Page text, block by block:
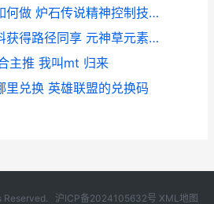
炉石传说精神凌虐如何做 炉石传说精神控制技师台词
原神草元素突破材料获得路径同享 元神草元素人物
主推 我叫mt 归来
里兑换 英雄联盟的兑换码
Reserved. 沪ICP备2024105632号 XML地图